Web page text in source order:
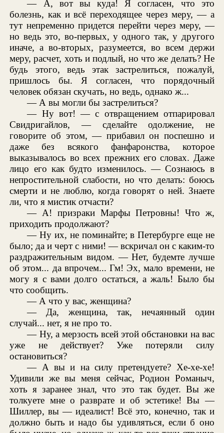
— А, вот вы куда! Я согласен, что это
болезнь, как и всё переходящее через меру, — а
тут непременно придется перейти через меру, —
но ведь это, во-первых, у одного так, у другого
иначе, а во-вторых, разумеется, во всем держи
меру, расчет, хоть и подлый, но что же делать? Не
будь этого, ведь этак застрелиться, пожалуй,
пришлось бы. Я согласен, что порядочный
человек обязан скучать, но ведь, однако ж...
— А вы могли бы застрелиться?
— Ну вот! — с отвращением отпарировал
Свидригайлов, — сделайте одолжение, не
говорите об этом, — прибавил он поспешно и
даже без всякого фанфаронства, которое
выказывалось во всех прежних его словах. Даже
лицо его как будто изменилось. — Сознаюсь в
непростительной слабости, но что делать: боюсь
смерти и не люблю, когда говорят о ней. Знаете
ли, что я мистик отчасти?
— А! призраки Марфы Петровны! Что ж,
приходить продолжают?
— Ну их, не поминайте; в Петербурге еще не
было; да и черт с ними! — вскричал он с каким-то
раздражительным видом. — Нет, будемте лучше
об этом... да впрочем... Гм! Эх, мало времени, не
могу я с вами долго остаться, а жаль! Было бы
что сообщить.
— А что у вас, женщина?
— Да, женщина, так, нечаянный один
случай... нет, я не про то.
— Ну, а мерзость всей этой обстановки на вас
уже не действует? Уже потеряли силу
остановиться?
— А вы и на силу претендуете? Хе-хе-хе!
Удивили же вы меня сейчас, Родион Романыч,
хоть я заранее знал, что это так будет. Вы же
толкуете мне о разврате и об эстетике! Вы —
Шиллер, вы — идеалист! Всё это, конечно, так и
должно быть и надо бы удивляться, если б оно